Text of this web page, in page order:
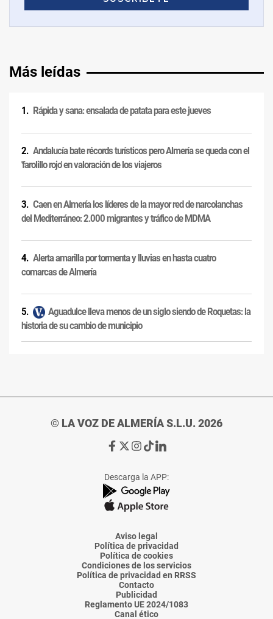
Más leídas
Rápida y sana: ensalada de patata para este jueves
Andalucía bate récords turísticos pero Almería se queda con el
'farolillo rojo' en valoración de los viajeros
Caen en Almería los líderes de la mayor red de narcolanchas
del Mediterráneo: 2.000 migrantes y tráfico de MDMA
Alerta amarilla por tormenta y lluvias en hasta cuatro
comarcas de Almería
Aguadulce lleva menos de un siglo siendo de Roquetas: la
historia de su cambio de municipio
© LA VOZ DE ALMERÍA S.L.U. 2026
Ir
de
La
Voz
Almería
Ir
de
La
Voz
Almería
Ir
de
La
Voz
Almería
Ir
de
La
Voz
Almería
Ir
de
La
Voz
Descarga la APP:
Aviso legal
Política de privacidad
Política de cookies
Condiciones de los servicios
Política de privacidad en RRSS
Contacto
Publicidad
Reglamento UE 2024/1083
Canal ético